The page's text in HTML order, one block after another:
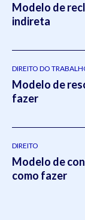
Modelo de
indireta
DIREITO DO
Modelo de
fazer
DIREITO
Modelo de
como fazer